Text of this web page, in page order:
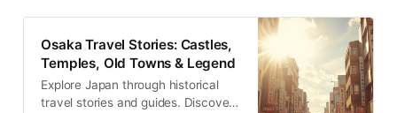
Osaka Travel Stories: Castles,
Temples, Old Towns & Legend
Explore Japan through historical
travel stories and guides. Discover